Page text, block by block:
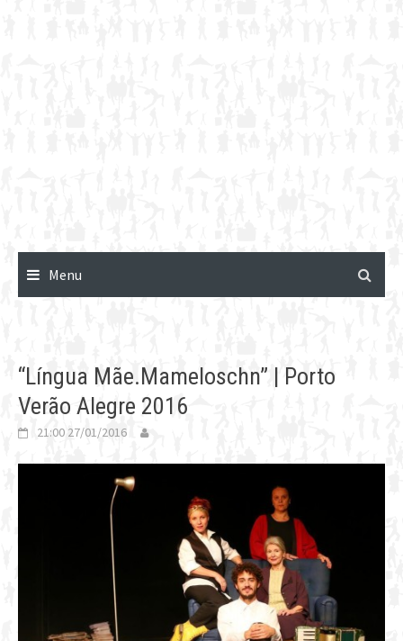
Menu
“Língua Mãe.Mameloschn” | Porto
Verão Alegre 2016
21:00 27/01/2016